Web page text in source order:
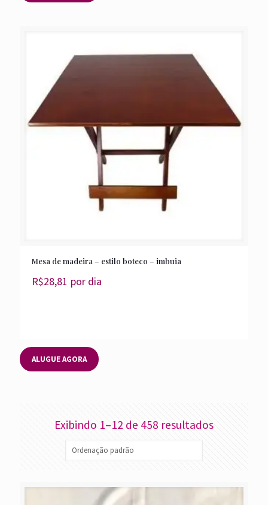
Mesa de madeira – estilo boteco – imbuia
R$28,81 por dia
ALUGUE AGORA
Exibindo 1–12 de 458 resultados